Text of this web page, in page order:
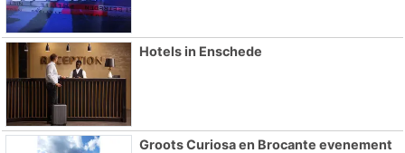
Hotels in Enschede
Groots Curiosa en Brocante evenement